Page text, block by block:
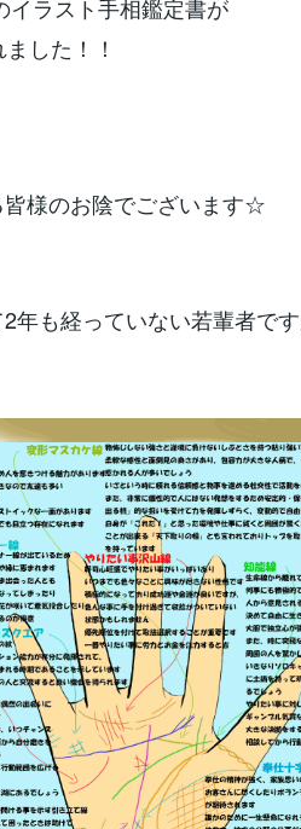
イラスト手相鑑定書が
した！！
様のお陰でございます☆
も経っていない若輩者です